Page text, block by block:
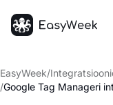
EasyWeek/
/Google Tag Manageri